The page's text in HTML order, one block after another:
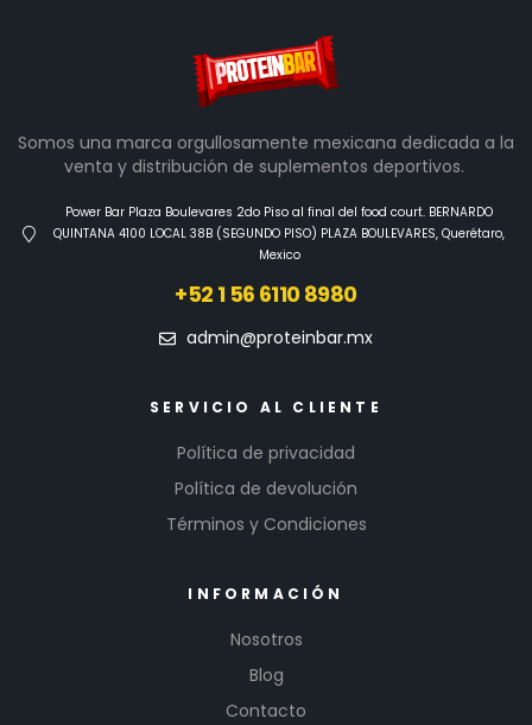
Somos una marca orgullosamente mexicana dedicada a la
venta y distribución de suplementos deportivos.
Power Bar Plaza Boulevares 2do Piso al final del food court. BERNARDO
QUINTANA 4100 LOCAL 38B (SEGUNDO PISO) PLAZA BOULEVARES, Querétaro,
Mexico
+52 1 56 6110 8980
admin@proteinbar.mx
SERVICIO AL CLIENTE
Política de privacidad
Política de devolución
Términos y Condiciones
INFORMACIÓN
Nosotros
Blog
Contacto